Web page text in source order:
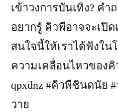
เข้าวงการบันเทิง? ค
อยากรู้ คิวพีอาจจะเปิด
สนใจนี้ให้เราได้ฟังใน
ความเคลื่อนไหวของคิ
qpxdnz #คิวพีชินดนัย
วาย